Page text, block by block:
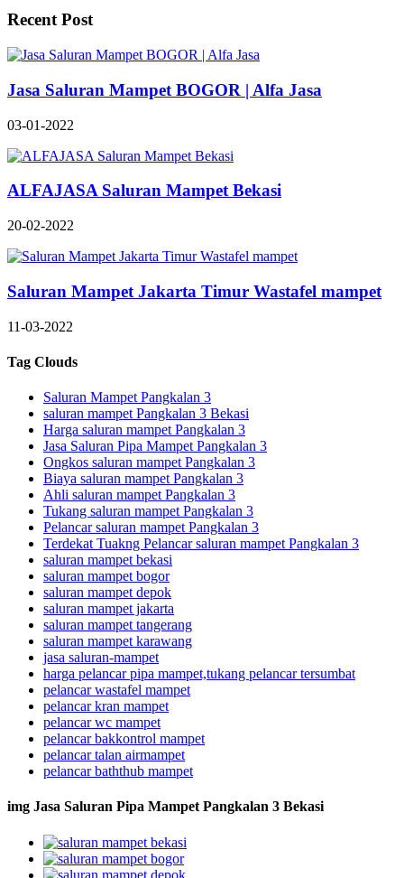
Recent Post
Jasa Saluran Mampet BOGOR | Alfa Jasa
03-01-2022
ALFAJASA Saluran Mampet Bekasi
20-02-2022
Saluran Mampet Jakarta Timur Wastafel mampet
11-03-2022
Tag Clouds
Saluran Mampet Pangkalan 3
saluran mampet Pangkalan 3 Bekasi
Harga saluran mampet Pangkalan 3
Jasa Saluran Pipa Mampet Pangkalan 3
Ongkos saluran mampet Pangkalan 3
Biaya saluran mampet Pangkalan 3
Ahli saluran mampet Pangkalan 3
Tukang saluran mampet Pangkalan 3
Pelancar saluran mampet Pangkalan 3
Terdekat Tuakng Pelancar saluran mampet Pangkalan 3
saluran mampet bekasi
saluran mampet bogor
saluran mampet depok
saluran mampet jakarta
saluran mampet tangerang
saluran mampet karawang
jasa saluran-mampet
harga pelancar pipa mampet,tukang pelancar tersumbat
pelancar wastafel mampet
pelancar kran mampet
pelancar wc mampet
pelancar bakkontrol mampet
pelancar talan airmampet
pelancar baththub mampet
img Jasa Saluran Pipa Mampet Pangkalan 3 Bekasi